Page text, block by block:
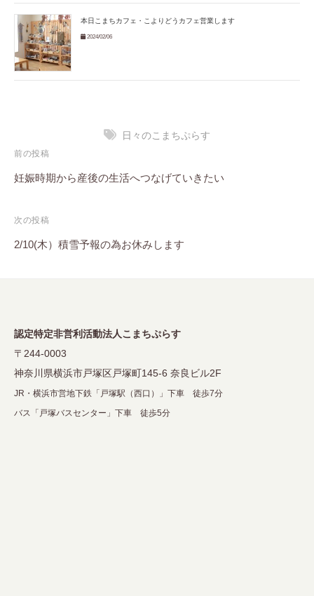
本日こまちカフェ・こよりどうカフェ営業します
2024/02/06
日々のこまちぷらす
投
稿
ビ
ョ
ン
前の投稿
妊娠時期から産後の生活へつなげていきたい
次の投稿
2/10(木）積雪予報の為お休みします
認定特定非営利活動法人こまちぷらす
〒244-0003
神奈川県横浜市戸塚区戸塚町145-6 奈良ビル2F
JR・横浜市営地下鉄「戸塚駅（西口）」下車 徒歩7分
バス「戸塚バスセンター」下車 徒歩5分